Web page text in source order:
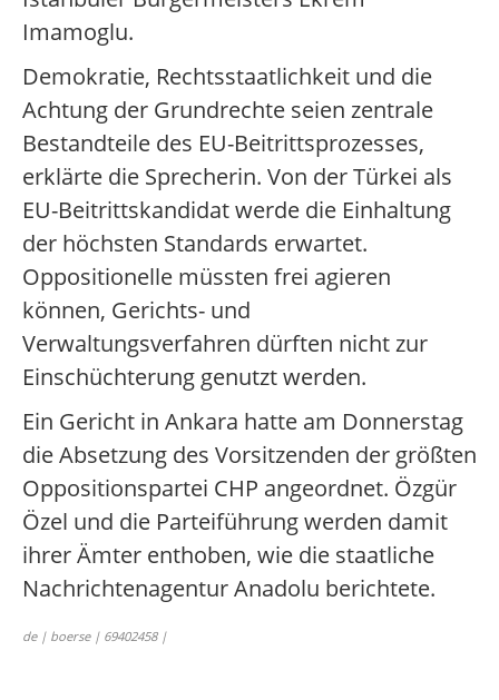
Imamoglu.
Demokratie, Rechtsstaatlichkeit und die
Achtung der Grundrechte seien zentrale
Bestandteile des EU-Beitrittsprozesses,
erklärte die Sprecherin. Von der Türkei als
EU-Beitrittskandidat werde die Einhaltung
der höchsten Standards erwartet.
Oppositionelle müssten frei agieren
können, Gerichts- und
Verwaltungsverfahren dürften nicht zur
Einschüchterung genutzt werden.
Ein Gericht in Ankara hatte am Donnerstag
die Absetzung des Vorsitzenden der größten
Oppositionspartei CHP angeordnet. Özgür
Özel und die Parteiführung werden damit
ihrer Ämter enthoben, wie die staatliche
Nachrichtenagentur Anadolu berichtete.
de | boerse | 69402458 |